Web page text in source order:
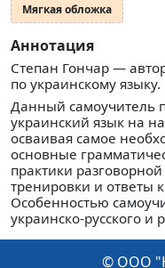
Мягкая обложка
Аннотация
Степан Гончар —
по украинскому языку.
Данный самоучитель
украинский язык на
осваивая самое
основные
практики
тренировки и ответы
Особенностью
украинско-русского и
© ООО